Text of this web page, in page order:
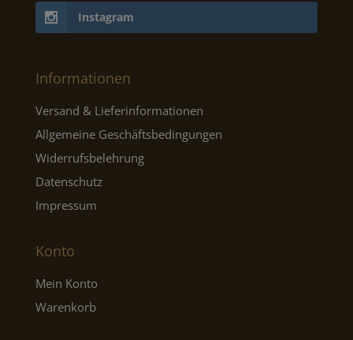
Instagram
Informationen
Versand & Lieferinformationen
Allgemeine Geschäftsbedingungen
Widerrufsbelehrung
Datenschutz
Impressum
Konto
Mein Konto
Warenkorb